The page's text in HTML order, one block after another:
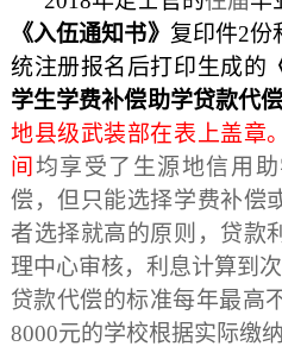
《入伍通知书》 复印件2份
统注册报名后打印生成的
学生学费补偿助学贷款代偿
地县级武装部在表上盖章。
间 均享受了生源地信用
偿，但只能选择学费补偿
者选择就高的原则，贷款
理中心审核，利息计算到
贷款代偿的标准每年最高
8000元的学校根据实际缴